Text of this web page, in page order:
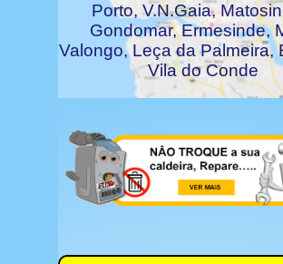
Porto, V.N.Gaia,
Gondomar, Ermesinde,
Valongo, Leça da Palmeira,
Vila do Conde